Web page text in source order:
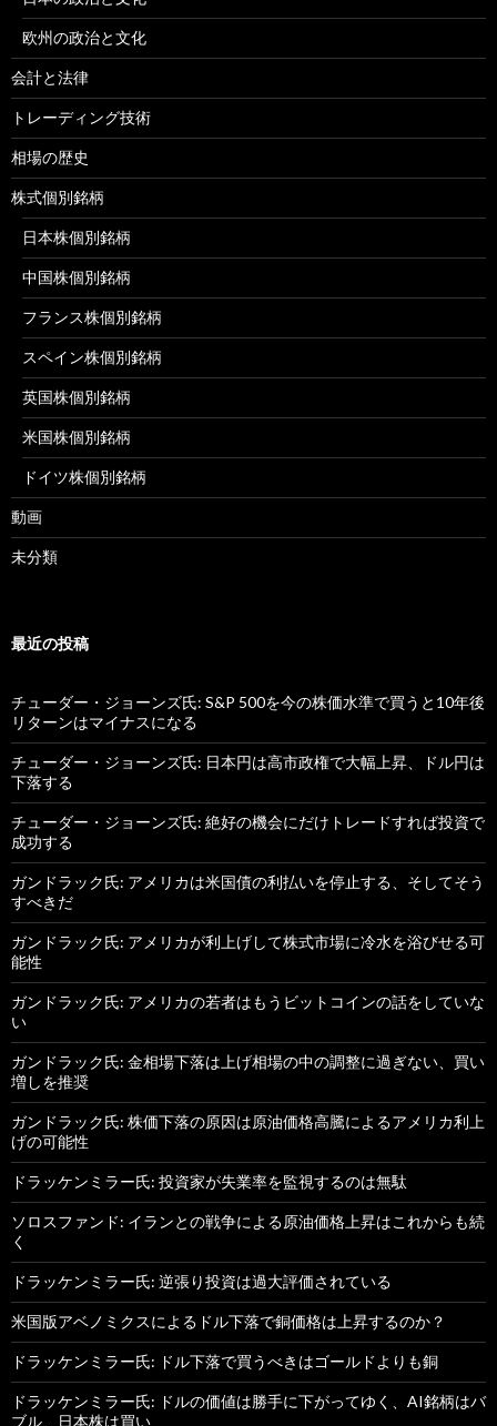
欧州の政治と文化
会計と法律
トレーディング技術
相場の歴史
株式個別銘柄
日本株個別銘柄
中国株個別銘柄
フランス株個別銘柄
スペイン株個別銘柄
英国株個別銘柄
米国株個別銘柄
ドイツ株個別銘柄
動画
未分類
最近の投稿
チューダー・ジョーンズ氏: S&P 500を今の株価水準で買うと10年後
リターンはマイナスになる
チューダー・ジョーンズ氏: 日本円は高市政権で大幅上昇、ドル円は
下落する
チューダー・ジョーンズ氏: 絶好の機会にだけトレードすれば投資で
成功する
ガンドラック氏: アメリカは米国債の利払いを停止する、そしてそう
すべきだ
ガンドラック氏: アメリカが利上げして株式市場に冷水を浴びせる可
能性
ガンドラック氏: アメリカの若者はもうビットコインの話をしていな
い
ガンドラック氏: 金相場下落は上げ相場の中の調整に過ぎない、買い
増しを推奨
ガンドラック氏: 株価下落の原因は原油価格高騰によるアメリカ利上
げの可能性
ドラッケンミラー氏: 投資家が失業率を監視するのは無駄
ソロスファンド: イランとの戦争による原油価格上昇はこれからも続
く
ドラッケンミラー氏: 逆張り投資は過大評価されている
米国版アベノミクスによるドル下落で銅価格は上昇するのか？
ドラッケンミラー氏: ドル下落で買うべきはゴールドよりも銅
ドラッケンミラー氏: ドルの価値は勝手に下がってゆく、AI銘柄はバ
ブル、日本株は買い